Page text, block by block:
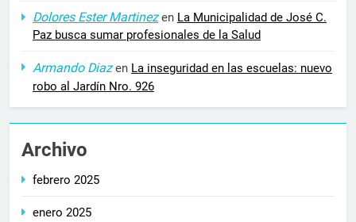
Dolores Ester Martinezen La Municipalidad de José C.
Paz busca sumar profesionales de la Salud
Armando Diazen La inseguridad en las escuelas: nuevo
robo al Jardín Nro. 926
Archivo
febrero 2025
enero 2025